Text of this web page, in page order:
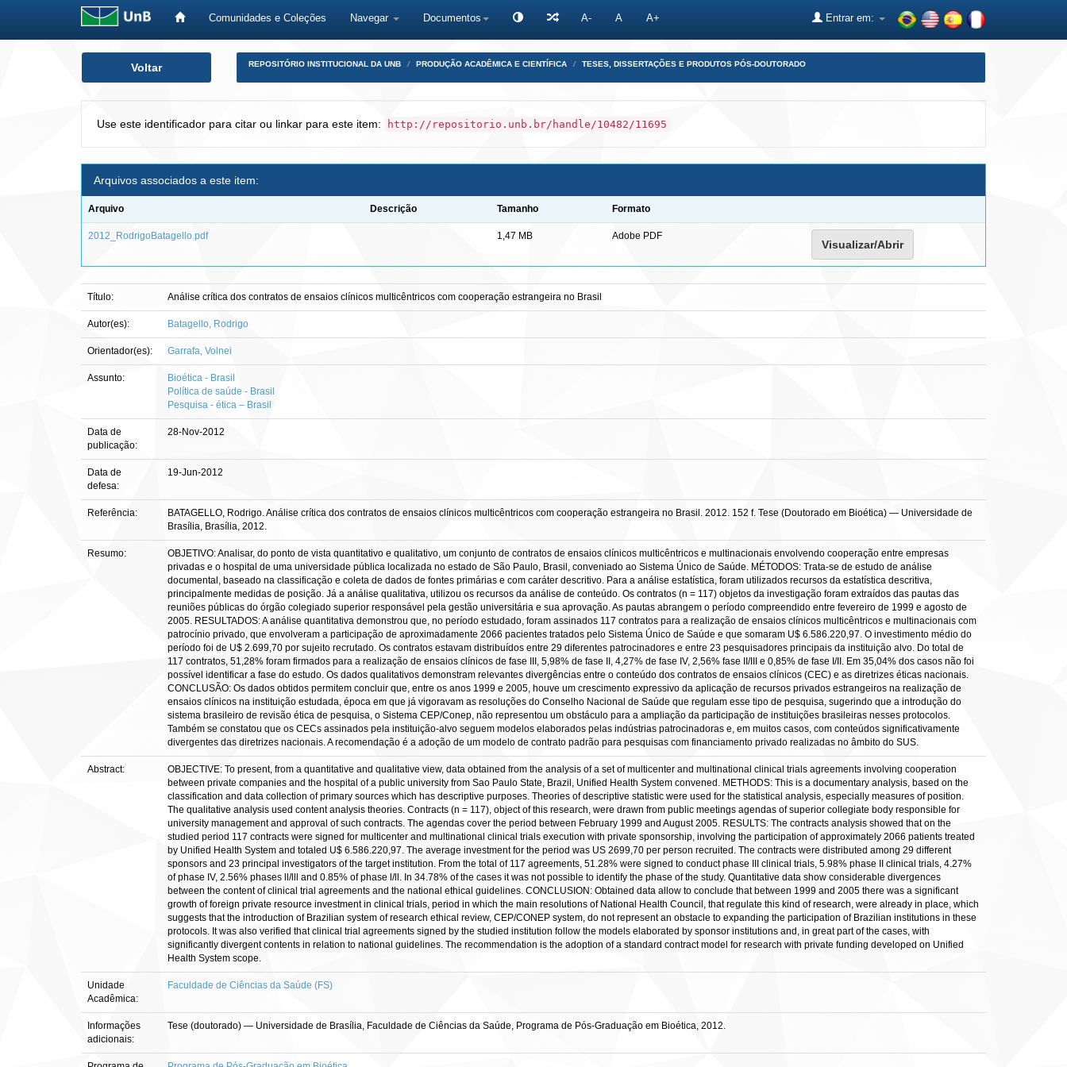
Comunidades e Coleções Navegar Documentos A- A A+ Entrar em:
Voltar REPOSITÓRIO INSTITUCIONAL DA UNB PRODUÇÃO ACADÊMICA E CIENTÍFICA TESES, DISSERTAÇÕES E PRODUTOS PÓS-DOUTORADO
Use este identificador para citar ou linkar para este item: http://repositorio.unb.br/handle/10482/11695
Arquivos associados a este item:
Arquivo Descrição Tamanho Formato
2012_RodrigoBatagello.pdf 1,47 MB Adobe PDF
Visualizar/Abrir
Título: Análise crítica dos contratos de ensaios clínicos multicêntricos com cooperação estrangeira no Brasil
Autor(es): Batagello, Rodrigo
Orientador(es): Garrafa, Volnei
Assunto:
Bioética - Brasil
Política de saúde - Brasil
Pesquisa - ética – Brasil
Data de
publicação:
28-Nov-2012
Data de
defesa:
19-Jun-2012
Referência:
BATAGELLO, Rodrigo. Análise crítica dos contratos de ensaios clínicos multicêntricos com cooperação estrangeira no Brasil. 2012. 152 f. Tese (Doutorado em Bioética) — Universidade de
Brasília, Brasília, 2012.
Resumo:
OBJETIVO: Analisar, do ponto de vista quantitativo e qualitativo, um conjunto de contratos de ensaios clínicos multicêntricos e multinacionais envolvendo cooperação entre empresas
privadas e o hospital de uma universidade pública localizada no estado de São Paulo, Brasil, conveniado ao Sistema Único de Saúde. MÉTODOS: Trata-se de estudo de análise
documental, baseado na classificação e coleta de dados de fontes primárias e com caráter descritivo. Para a análise estatística, foram utilizados recursos da estatística descritiva,
principalmente medidas de posição. Já a análise qualitativa, utilizou os recursos da análise de conteúdo. Os contratos (n = 117) objetos da investigação foram extraídos das pautas das
reuniões públicas do órgão colegiado superior responsável pela gestão universitária e sua aprovação. As pautas abrangem o período compreendido entre fevereiro de 1999 e agosto de
2005. RESULTADOS: A análise quantitativa demonstrou que, no período estudado, foram assinados 117 contratos para a realização de ensaios clínicos multicêntricos e multinacionais com
patrocínio privado, que envolveram a participação de aproximadamente 2066 pacientes tratados pelo Sistema Único de Saúde e que somaram U$ 6.586.220,97. O investimento médio do
período foi de U$ 2.699,70 por sujeito recrutado. Os contratos estavam distribuídos entre 29 diferentes patrocinadores e entre 23 pesquisadores principais da instituição alvo. Do total de
117 contratos, 51,28% foram firmados para a realização de ensaios clínicos de fase III, 5,98% de fase II, 4,27% de fase IV, 2,56% fase II/III e 0,85% de fase I/II. Em 35,04% dos casos não foi
possível identificar a fase do estudo. Os dados qualitativos demonstram relevantes divergências entre o conteúdo dos contratos de ensaios clínicos (CEC) e as diretrizes éticas nacionais.
CONCLUSÃO: Os dados obtidos permitem concluir que, entre os anos 1999 e 2005, houve um crescimento expressivo da aplicação de recursos privados estrangeiros na realização de
ensaios clínicos na instituição estudada, época em que já vigoravam as resoluções do Conselho Nacional de Saúde que regulam esse tipo de pesquisa, sugerindo que a introdução do
sistema brasileiro de revisão ética de pesquisa, o Sistema CEP/Conep, não representou um obstáculo para a ampliação da participação de instituições brasileiras nesses protocolos.
Também se constatou que os CECs assinados pela instituição-alvo seguem modelos elaborados pelas indústrias patrocinadoras e, em muitos casos, com conteúdos significativamente
divergentes das diretrizes nacionais. A recomendação é a adoção de um modelo de contrato padrão para pesquisas com financiamento privado realizadas no âmbito do SUS.
Abstract:
OBJECTIVE: To present, from a quantitative and qualitative view, data obtained from the analysis of a set of multicenter and multinational clinical trials agreements involving cooperation
between private companies and the hospital of a public university from Sao Paulo State, Brazil, Unified Health System convened. METHODS: This is a documentary analysis, based on the
classification and data collection of primary sources which has descriptive purposes. Theories of descriptive statistic were used for the statistical analysis, especially measures of position.
The qualitative analysis used content analysis theories. Contracts (n = 117), object of this research, were drawn from public meetings agendas of superior collegiate body responsible for
university management and approval of such contracts. The agendas cover the period between February 1999 and August 2005. RESULTS: The contracts analysis showed that on the
studied period 117 contracts were signed for multicenter and multinational clinical trials execution with private sponsorship, involving the participation of approximately 2066 patients treated
by Unified Health System and totaled U$ 6.586.220,97. The average investment for the period was US 2699,70 per person recruited. The contracts were distributed among 29 different
sponsors and 23 principal investigators of the target institution. From the total of 117 agreements, 51.28% were signed to conduct phase III clinical trials, 5.98% phase II clinical trials, 4.27%
of phase IV, 2.56% phases ll/lll and 0.85% of phase l/ll. In 34.78% of the cases it was not possible to identify the phase of the study. Quantitative data show considerable divergences
between the content of clinical trial agreements and the national ethical guidelines. CONCLUSION: Obtained data allow to conclude that between 1999 and 2005 there was a significant
growth of foreign private resource investment in clinical trials, period in which the main resolutions of National Health Council, that regulate this kind of research, were already in place, which
suggests that the introduction of Brazilian system of research ethical review, CEP/CONEP system, do not represent an obstacle to expanding the participation of Brazilian institutions in these
protocols. It was also verified that clinical trial agreements signed by the studied institution follow the models elaborated by sponsor institutions and, in great part of the cases, with
significantly divergent contents in relation to national guidelines. The recommendation is the adoption of a standard contract model for research with private funding developed on Unified
Health System scope.
Unidade
Acadêmica:
Faculdade de Ciências da Saúde (FS)
Informações
adicionais:
Tese (doutorado) — Universidade de Brasília, Faculdade de Ciências da Saúde, Programa de Pós-Graduação em Bioética, 2012.